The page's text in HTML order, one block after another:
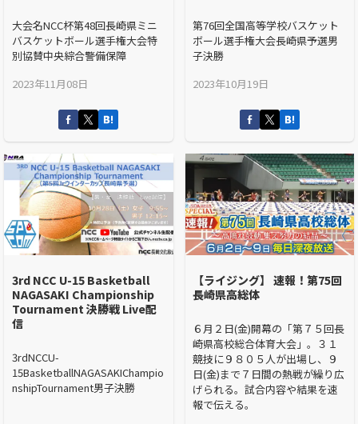
大会名NCC杯第48回長崎県ミニ
バスケットボール選手権大会特
別協賛中央綜合警備保障
2023年11月08日
第76回全国高等学校バスケット
ボール選手権大会長崎県予選男
子決勝
2023年10月19日
3rd NCC U-15 Basketball
NAGASAKI Championship
Tournament 決勝戦 Live配
信
3rdNCCU-
15BasketballNAGASAKIChampio
nshipTournament男子決勝
【ライジング】 速報！第75回
長崎県高総体
６月２日(金)開幕の「第７５回長
崎県高校総合体育大会」。３１
競技に９８０５人が出場し、９
日(金)まで７日間の熱戦が繰り広
げられる。試合内容や結果を速
報で伝える。